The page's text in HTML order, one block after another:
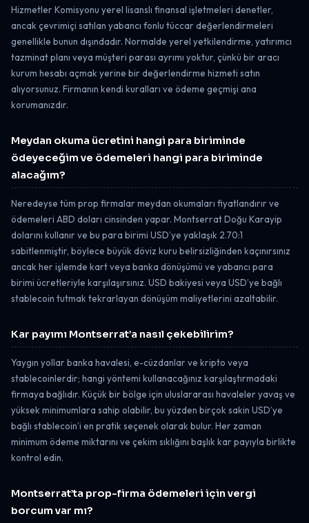
Hizmetler Komisyonu yerel lisanslı finansal işletmeleri denetler,
ancak çevrimiçi satılan yabancı fonlu tüccar değerlendirmeleri
genellikle bunun dışındadır. Normalde yerel yetkilendirme, yatırımcı
tazminat planı veya müşteri parası ayrımı yoktur, çünkü bir aracı
kurum hesabı açmak yerine bir değerlendirme hizmeti satın
alıyorsunuz. Firmanın kendi kuralları ve ödeme geçmişi ana
korumanızdır.
Meydan okuma ücretini hangi para biriminde
ödeyeceğim ve ödemeleri hangi para biriminde
alacağım?
Neredeyse tüm prop firmalar meydan okumaları fiyatlandırır ve
ödemeleri ABD doları cinsinden yapar. Montserrat Doğu Karayip
dolarını kullanır ve bu para birimi USD’ye yaklaşık 2.70:1
sabitlenmiştir, böylece büyük döviz kuru belirsizliğinden kaçınırsınız
ancak her işlemde kart veya banka dönüşümü ve yabancı para
birimi ücretleriyle karşılaşırsınız. USD bakiyesi veya USD’ye bağlı
stablecoin tutmak tekrarlayan dönüşüm maliyetlerini azaltabilir.
Kar payımı Montserrat’a nasıl çekebilirim?
Yaygın yollar banka havalesi, e-cüzdanlar ve kripto veya
stablecoinlerdir; hangi yöntemi kullanacağınız karşılaştırmadaki
firmaya bağlıdır. Küçük bir bölge için uluslararası havaleler yavaş ve
yüksek minimumlara sahip olabilir, bu yüzden birçok sakin USD’ye
bağlı stablecoin’i en pratik seçenek olarak bulur. Her zaman
minimum ödeme miktarını ve çekim sıklığını başlık kar payıyla birlikte
kontrol edin.
Montserrat’ta prop-firma ödemeleri için vergi
borcum var mı?